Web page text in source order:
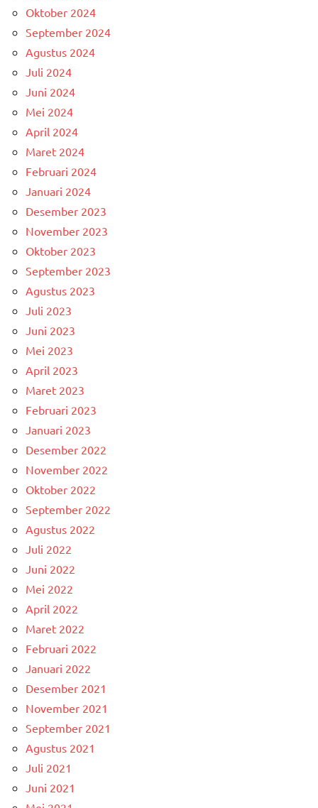
Oktober 2024
September 2024
Agustus 2024
Juli 2024
Juni 2024
Mei 2024
April 2024
Maret 2024
Februari 2024
Januari 2024
Desember 2023
November 2023
Oktober 2023
September 2023
Agustus 2023
Juli 2023
Juni 2023
Mei 2023
April 2023
Maret 2023
Februari 2023
Januari 2023
Desember 2022
November 2022
Oktober 2022
September 2022
Agustus 2022
Juli 2022
Juni 2022
Mei 2022
April 2022
Maret 2022
Februari 2022
Januari 2022
Desember 2021
November 2021
September 2021
Agustus 2021
Juli 2021
Juni 2021